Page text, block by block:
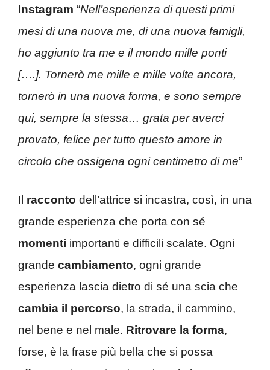
Instagram “Nell’esperienza di questi primi
mesi di una nuova me, di una nuova famigli,
ho aggiunto tra me e il mondo mille ponti
[….]. Tornerò me mille e mille volte ancora,
tornerò in una nuova forma, e sono sempre
qui, sempre la stessa… grata per averci
provato, felice per tutto questo amore in
circolo che ossigena ogni centimetro di me”
Il racconto dell’attrice si incastra, così, in una
grande esperienza che porta con sé
momenti importanti e difficili scalate. Ogni
grande cambiamento, ogni grande
esperienza lascia dietro di sé una scia che
cambia il percorso, la strada, il cammino,
nel bene e nel male. Ritrovare la forma,
forse, è la frase più bella che si possa